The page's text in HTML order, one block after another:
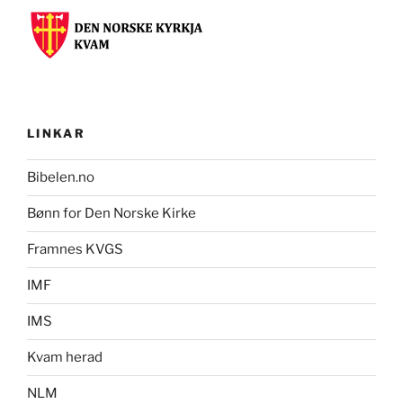
LINKAR
Bibelen.no
Bønn for Den Norske Kirke
Framnes KVGS
IMF
IMS
Kvam herad
NLM